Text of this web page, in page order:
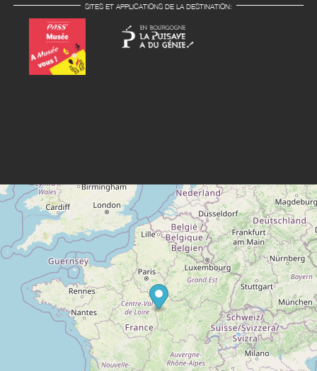
SITES ET APPLICATIONS DE LA DESTINATION: